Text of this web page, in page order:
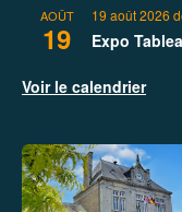
AOÛT
19
19 août 2026
Expo
Voir le calendrier